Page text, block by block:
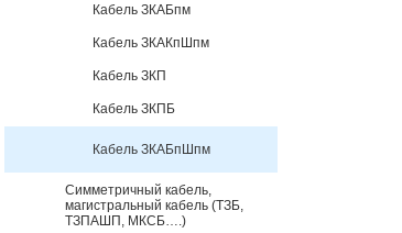
Кабель ЗКАБпм
Кабель ЗКАКпШпм
Кабель ЗКП
Кабель ЗКПБ
Кабель ЗКАБпШпм
Симметричный кабель,
магистральный кабель (ТЗБ,
ТЗПАШП, МКСБ….)